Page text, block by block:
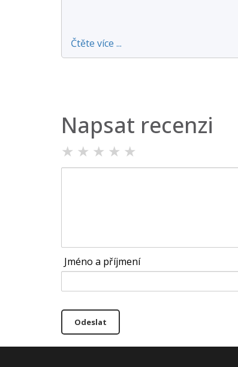
Čtěte více ...
Napsat recenzi
★ ★ ★ ★ ★
Jméno a příjmení
Odeslat